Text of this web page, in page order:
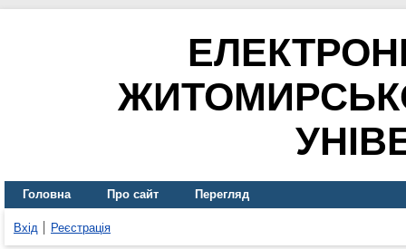
Головна Про сайт Перегляд
Вхід Реєстрація